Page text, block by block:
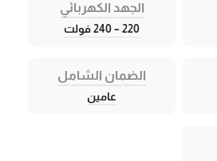
الجهد الكهربائي
220 – 240 فولت
الضمان الشامل
عامين